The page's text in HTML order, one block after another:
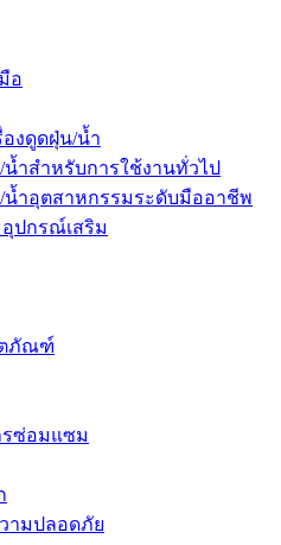
อ
องดูดฝุ่น/น้ำ
น้ำสำหรับการใช้งานทั่วไป
/น้ำอุตสาหกรรมระดับมืออาชีพ
ปกรณ์เสริม
ตภัณฑ์
รซ่อมแซม
ามปลอดภัย